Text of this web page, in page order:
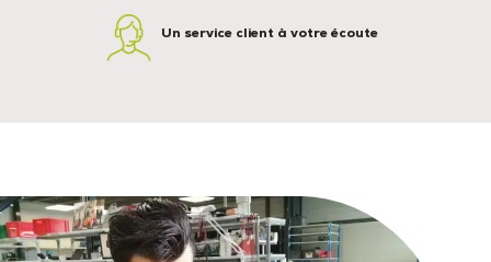
Un service client à votre écoute